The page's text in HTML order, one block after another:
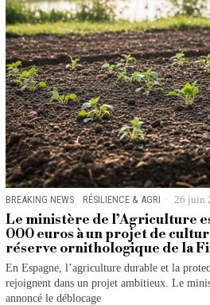
BREAKING NEWS · RÉSILIENCE & AGRI 26 juin
Le ministère de l’Agriculture
000 euros à un projet de
réserve ornithologique de la
En Espagne, l’agriculture durable et la
rejoignent dans un projet ambitieux. Le
annoncé le déblocage